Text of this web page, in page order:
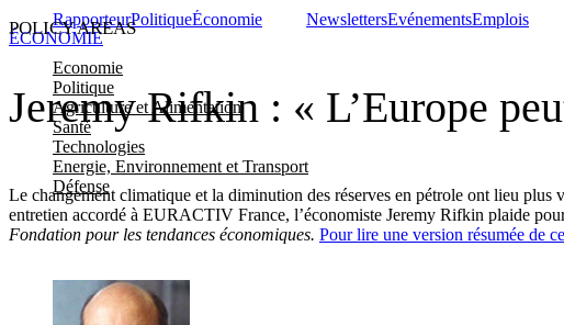
POLICY AREAS
Economie
Politique
Agriculture et Alimentation
Santé
Technologies
Energie, Environnement et Transport
Défense
RapporteurPolitiqueÉconomie NewslettersEvénementsEmplois
Jeremy Rifkin : « L’Europe
Le changement climatique et la diminution des réserves en pétrole ont lieu
entretien accordé à EURACTIV France, l’économiste Jeremy Rifkin plaide
Fondation pour les tendances économiques. Pour lire une version résumée de
ÉCONOMIE